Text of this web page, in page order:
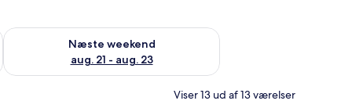
14 - aug. 16
Næste weekend
aug. 21 - aug. 23
Tjek tilgængelighed for næste weekend aug. 21 - aug. 23
Viser 13 ud af 13 værelser